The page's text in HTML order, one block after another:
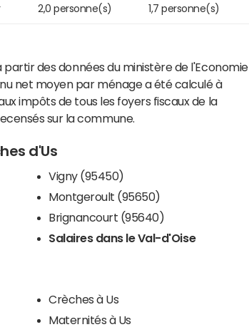
2,0 personne(s) 1,7 personne(s)
des données du ministère de l'Economie
net moyen par ménage a été calculé à
impôts de tous les foyers fiscaux de la
sur la commune.
d'Us
Vigny (95450)
Montgeroult (95650)
Brignancourt (95640)
Salaires dans le Val-d'Oise
Crèches à Us
Maternités à Us